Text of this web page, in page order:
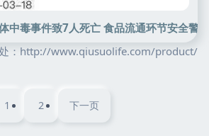
中毒事件致7人死亡 食品流通环节安全警
：http://www.qiusuolife.com/product/
1 2 下一页